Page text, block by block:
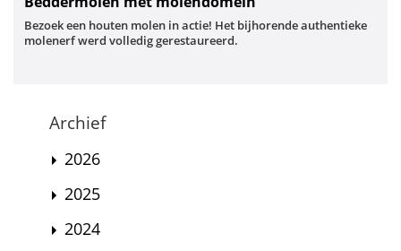
Bezoek een houten molen in actie! Het bijhorende authentieke
molenerf werd volledig gerestaureerd.
Archief
2026
2025
2024